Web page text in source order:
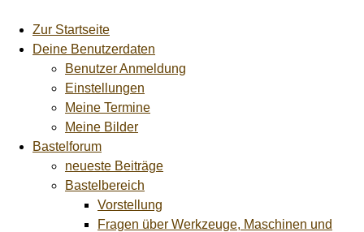
Zur Startseite
Deine Benutzerdaten
Benutzer Anmeldung
Einstellungen
Meine Termine
Meine Bilder
Bastelforum
neueste Beiträge
Bastelbereich
Vorstellung
Fragen über Werkzeuge, Maschinen und